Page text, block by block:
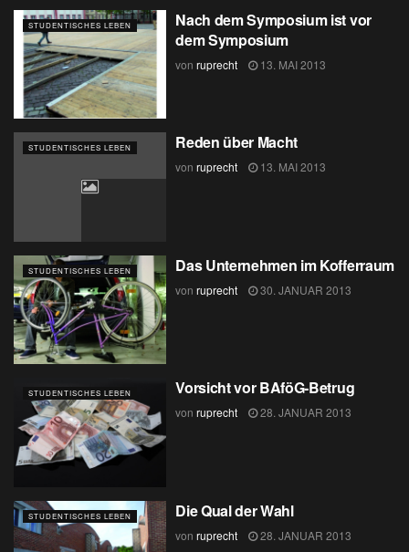
STUDENTISCHES LEBEN
Nach dem Symposium ist vor
dem Symposium
von ruprecht 13. MAI 2013
STUDENTISCHES LEBEN Reden über Macht
von ruprecht 13. MAI 2013
STUDENTISCHES LEBEN Das Unternehmen im Kofferraum
von ruprecht 30. JANUAR 2013
STUDENTISCHES LEBEN Vorsicht vor BAföG-Betrug
von ruprecht 28. JANUAR 2013
STUDENTISCHES LEBEN Die Qual der Wahl
von ruprecht 28. JANUAR 2013